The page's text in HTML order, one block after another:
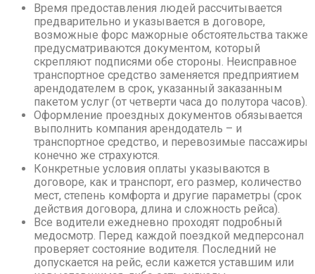
Время предоставления людей рассчитывается
предварительно и указывается в договоре,
возможные форс мажорные обстоятельства также
предусматриваются документом, который
скрепляют подписями обе стороны. Неисправное
транспортное средство заменяется предприятием
арендодателем в срок, указанный заказанным
пакетом услуг (от четверти часа до полутора часов).
Оформление проездных документов обязывается
выполнить компания арендодатель – и
транспортное средство, и перевозимые пассажиры
конечно же страхуются.
Конкретные условия оплаты указываются в
договоре, как и транспорт, его размер, количество
мест, степень комфорта и другие параметры (срок
действия договора, длина и сложность рейса).
Все водители ежедневно проходят подробный
медосмотр. Перед каждой поездкой медперсонал
проверяет состояние водителя. Последний не
допускается на рейс, если кажется уставшим или